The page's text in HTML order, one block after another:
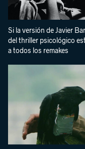
Si la versión de Javier
del thriller psicológico
a todos los remakes